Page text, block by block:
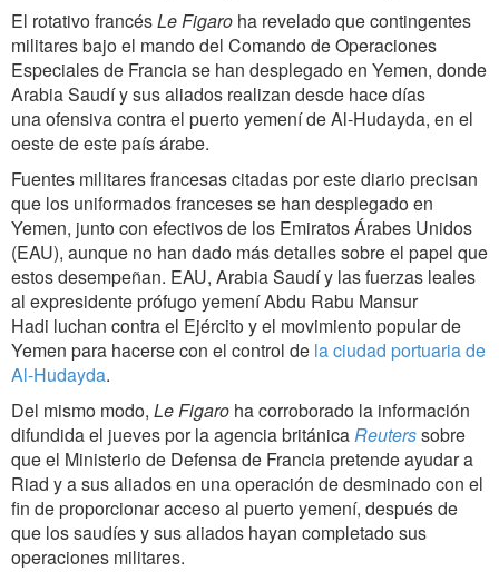
El rotativo francésLeFigaro ha revelado que contingentes
militares bajo el mando del Comando de Operaciones
Especiales de Francia se han desplegado en Yemen, donde
Arabia Saudí y sus aliados realizan desde hace días
una ofensiva contra el puerto yemení de Al-Hudayda, en el
oeste de este país árabe.
Fuentes militares francesas citadas por este diario precisan
que los uniformados franceses se han desplegado en
Yemen, junto con efectivos de los Emiratos Árabes Unidos
(EAU), aunque no han dado más detalles sobre el papel que
estos desempeñan. EAU, Arabia Saudí y las fuerzas leales
al expresidente prófugo yemení Abdu Rabu Mansur
Hadi luchan contra el Ejército y el movimiento popular de
Yemen para hacerse con el control de la ciudad portuaria de
Al-Hudayda.
Del mismo modo, Le Figaro ha corroborado la información
difundida el jueves por la agencia británicaReuterssobre
que el Ministerio de Defensa de Francia pretende ayudar a
Riad y a sus aliados en una operación de desminado con el
fin de proporcionar acceso al puerto yemení, después de
que los saudíes y sus aliados hayan completado sus
operaciones militares.